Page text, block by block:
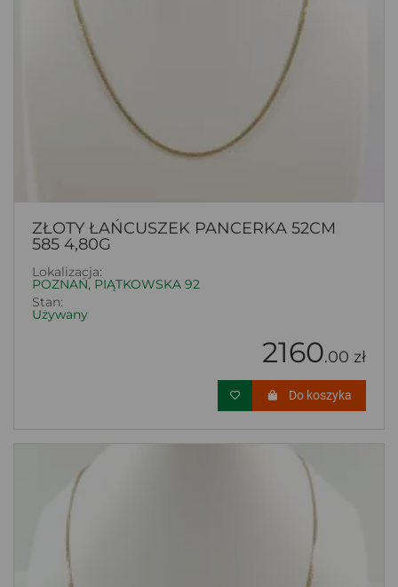
ZŁOTY ŁAŃCUSZEK PANCERKA 52CM
585 4,80G
Lokalizacja:
POZNAŃ, PIĄTKOWSKA 92
Stan:
Używany
2160.00 zł
Do koszyka